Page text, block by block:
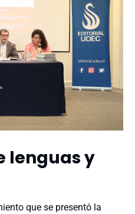
lenguas y
que se presentó la